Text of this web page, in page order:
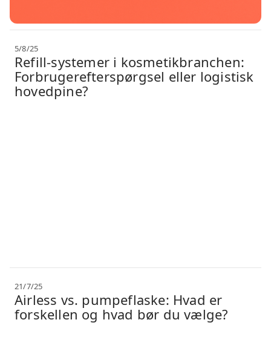
5/8/25
Refill-systemer i kosmetikbranchen:
Forbrugerefterspørgsel eller logistisk
hovedpine?
21/7/25
Airless vs. pumpeflaske: Hvad er
forskellen og hvad bør du vælge?